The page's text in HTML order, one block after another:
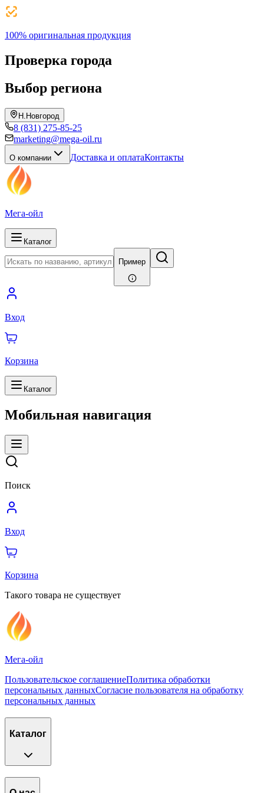
100% оригинальная продукция
Проверка города
Выбор региона
Н.Новгород
8 (831) 275-85-25
marketing@mega-oil.ru
О компании Доставка и оплатаКонтакты
Мега-ойл
Каталог
Пример
Вход
Корзина
Каталог
Мобильная навигация
Поиск
Вход
Корзина
Такого товара не существует
Мега-ойл
Пользовательское соглашениеПолитика обработки
персональных данныхСогласие пользователя на обработку
персональных данных
Каталог